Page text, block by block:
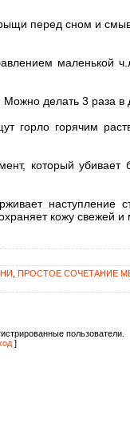
перед сном и
маленькой
делать 3 раза в
горячим
который убивает
наступление
кожу свежей и
ПРОСТОЕ СОЧЕТАНИЕ
пользователи.
]